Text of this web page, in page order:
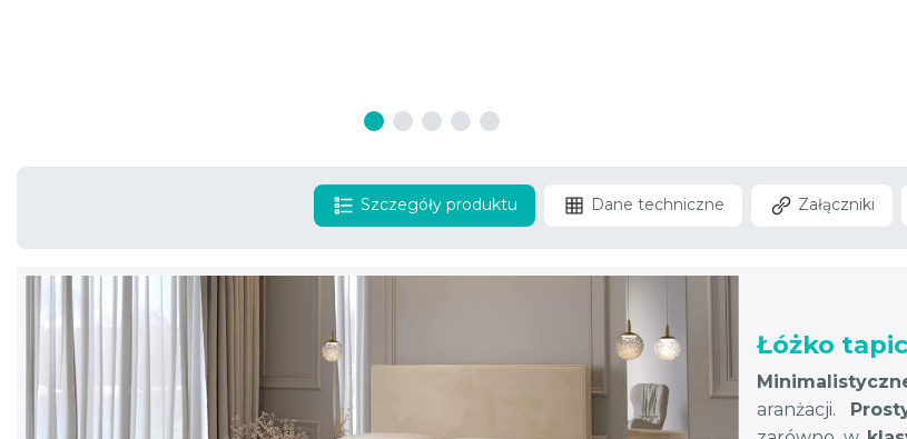
Szczegóły produktu Dane techniczne Załączniki
Łóżko
aranżacji.